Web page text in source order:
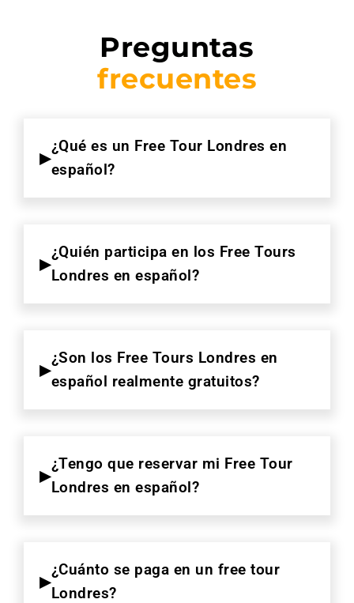
Preguntas
frecuentes
¿Qué es un Free Tour Londres en
español?
¿Quién participa en los Free Tours
Londres en español?
¿Son los Free Tours Londres en
español realmente gratuitos?
¿Tengo que reservar mi Free Tour
Londres en español?
¿Cuánto se paga en un free tour
Londres?